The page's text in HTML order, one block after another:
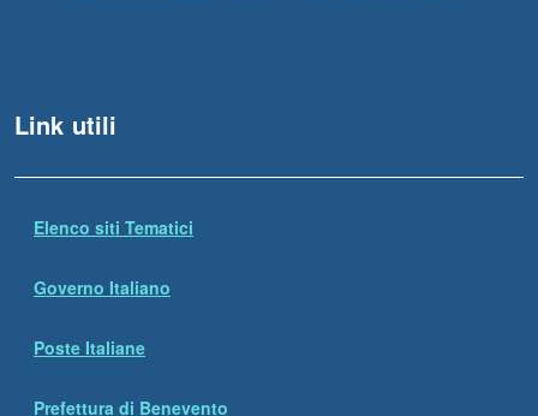
Link utili
Elenco siti Tematici
Governo Italiano
Poste Italiane
Prefettura di Benevento